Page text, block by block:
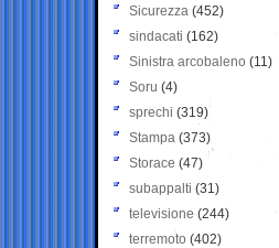
Sicurezza (452)
sindacati (162)
Sinistra arcobaleno (11)
Soru (4)
sprechi (319)
Stampa (373)
Storace (47)
subappalti (31)
televisione(244)
terremoto (402)